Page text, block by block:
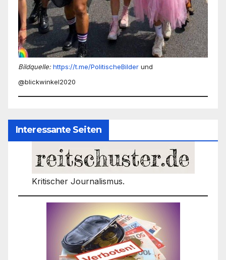
Bildquelle: https://t.me/PolitischeBilder und
@blickwinkel2020
Interessante Seiten
Kritischer Journalismus.